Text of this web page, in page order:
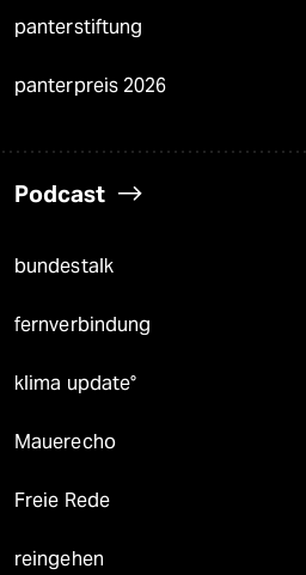
panterstiftung
panterpreis 2026
Podcast
bundestalk
fernverbindung
klima update°
Mauerecho
Freie Rede
reingehen